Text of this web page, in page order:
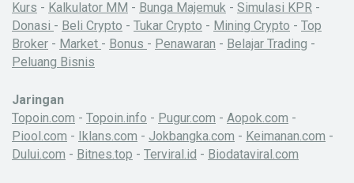
Kurs - Kalkulator MM - Bunga Majemuk - Simulasi KPR -
Donasi - Beli Crypto - Tukar Crypto - Mining Crypto - Top
Broker - Market - Bonus - Penawaran - Belajar Trading -
Peluang Bisnis
Jaringan
Topoin.com - Topoin.info - Pugur.com - Aopok.com -
Piool.com - Iklans.com - Jokbangka.com - Keimanan.com -
Dului.com - Bitnes.top - Terviral.id - Biodataviral.com